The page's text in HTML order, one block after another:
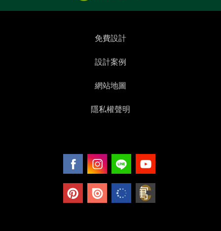
免費設計
設計案例
網站地圖
隱私權聲明